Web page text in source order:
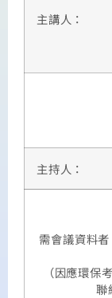
主講人：
主持人：
需會議資料
（因應環保
聯